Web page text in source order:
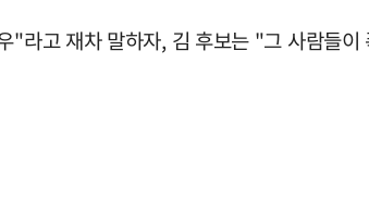
"라고 재차 말하자, 김 후보는 "그 사람들